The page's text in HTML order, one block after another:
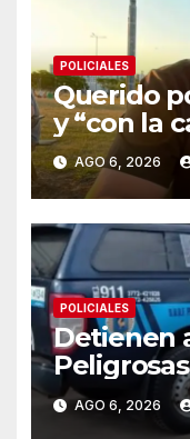
POLICIALES
Querido
y “con la
quién era
AGO 6, 2026
POLICIALES
Detienen
Federal
varios
AGO 6, 2026